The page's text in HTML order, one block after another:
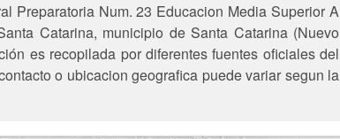
Preparatoria Num. 23 Educacion Media Superior A
Catarina, municipio de Santa Catarina (Nuevo
es recopilada por diferentes fuentes oficiales del
o ubicacion geografica puede variar segun la